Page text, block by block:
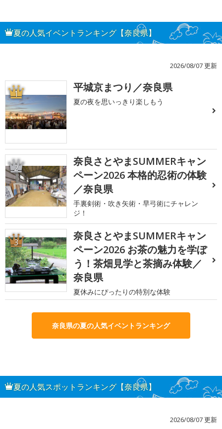
夏の人気イベントランキング【奈良県】
2026/08/07 更新
1 平城京まつり／奈良県
夏の夜を思いっきり楽しもう
2
奈良さとやまSUMMERキャン
ペーン2026 本格的忍術の体験
／奈良県
手裏剣術・吹き矢術・早弓術にチャレン
ジ！
3
奈良さとやまSUMMERキャン
ペーン2026 お茶の魅力を学ぼ
う！茶畑見学と茶摘み体験／
奈良県
夏休みにぴったりの特別な体験
奈良県の夏の人気イベントランキング
夏の人気スポットランキング【奈良県】
2026/08/07 更新